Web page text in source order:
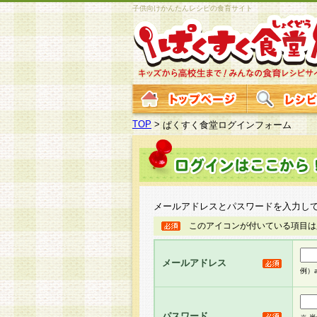
子供向けかんたんレシピの食育サイト
TOP >ぱくすく食堂ログインフォーム
メールアドレスとパスワードを入力し
このアイコンが付いている項目
メールアドレス
例）